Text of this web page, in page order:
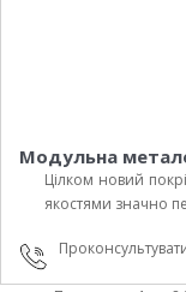
Модульна
Цілком новий
якостями значно